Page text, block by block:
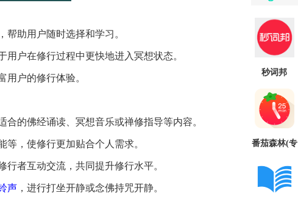
助用户随时选择和学习。
户在修行过程中更快地进入冥想状态。
用户的修行体验。
的佛经诵读、冥想音乐或禅修指导等内容。
，使修行更加贴合个人需求。
者互动交流，共同提升修行水平。
声 ，进行打坐开静或念佛持咒开静。
秒词邦
番茄森林(专
钟)